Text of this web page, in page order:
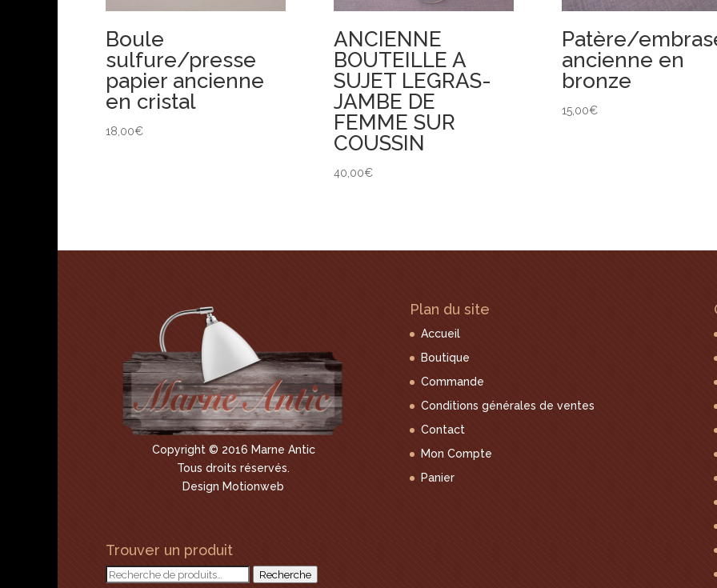
Boule
sulfure/presse
papier ancienne
en cristal
18,00€
ANCIENNE
BOUTEILLE A
SUJET LEGRAS-
JAMBE DE
FEMME SUR
COUSSIN
40,00€
Patère/
ancienne en
bronze
15,00€
Copyright © 2016 Marne Antic
Tous droits réservés.
Design Motionweb
Trouver un produit
Recherche
Recherche
Plan du site
Accueil
Boutique
Commande
Conditions générales de ventes
Contact
Mon Compte
Panier